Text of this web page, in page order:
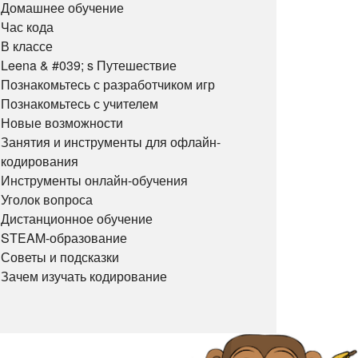
Домашнее обучение
Час кода
В классе
Leena & #039; s Путешествие
Познакомьтесь с разработчиком игр
Познакомьтесь с учителем
Новые возможности
Занятия и инструменты для офлайн-
кодирования
Инструменты онлайн-обучения
Уголок вопроса
Дистанционное обучение
STEAM-образование
Советы и подсказки
Зачем изучать кодирование